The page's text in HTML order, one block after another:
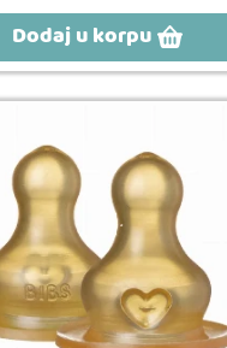
Dodaj u korpu